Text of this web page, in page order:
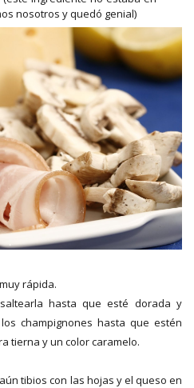
nosotros y quedó genial)
rápida.
hasta que esté dorada y
champignones hasta que estén
tierna y un color caramelo.
tibios con las hojas y el queso en